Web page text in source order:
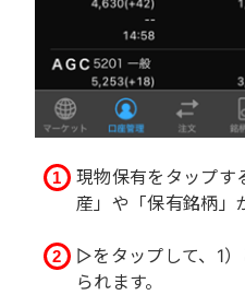
現物保有をタップす
産」や「保有銘柄」
▷をタップして、1
られます。